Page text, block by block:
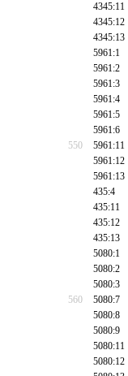
4345:11
4345:12
4345:13
5961:1
5961:2
5961:3
5961:4
5961:5
5961:6
550
5961:11
5961:12
5961:13
435:4
435:11
435:12
435:13
5080:1
5080:2
5080:3
560
5080:7
5080:8
5080:9
5080:11
5080:12